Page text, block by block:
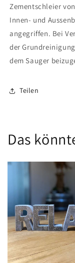
Zementschleier
Innen- und
angegriffen. Bei
der
dem Sauger
Teilen
Das